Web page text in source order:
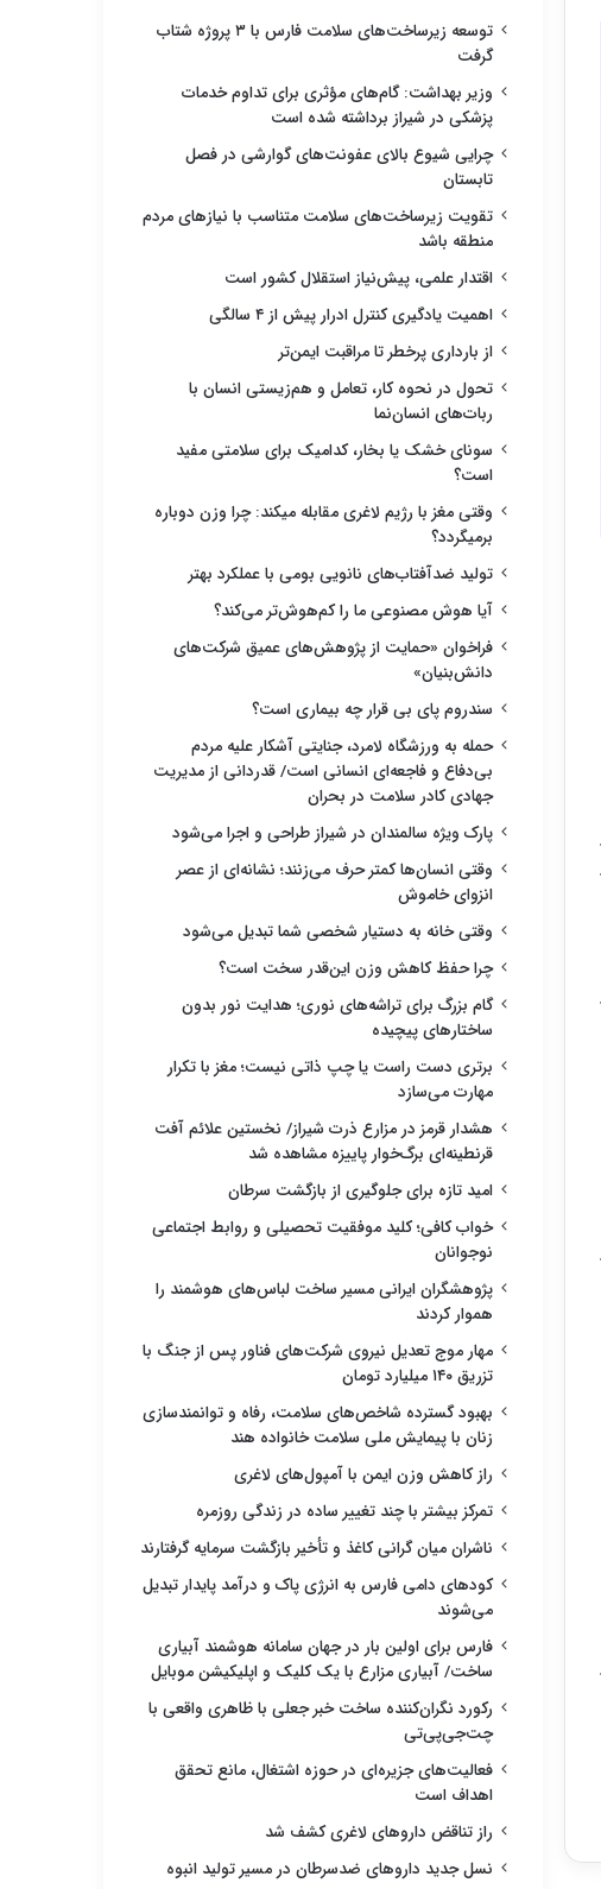
توسعه زیرساخت‌های سلامت فارس با ۳ پروژه شتاب
گرفت
وزیر بهداشت: گام‌های مؤثری برای تداوم خدمات
پزشکی در شیراز برداشته شده است
چرایی شیوع بالای عفونت‌های گوارشی در فصل
تابستان
تقویت زیرساخت‌های سلامت متناسب با نیازهای مردم
منطقه باشد
اقتدار علمی، پیش‌نیاز استقلال کشور است
اهمیت یادگیری کنترل ادرار پیش از ۴ سالگی
از بارداری پرخطر تا مراقبت ایمن‌تر
تحول در نحوه کار، تعامل و هم‌زیستی انسان با
ربات‌های انسان‌نما
سونای خشک یا بخار، کدامیک برای سلامتی مفید
است؟
وقتی مغز با رژیم لاغری مقابله میکند: چرا وزن دوباره
برمیگردد؟
تولید ضدآفتاب‌های نانویی بومی با عملکرد بهتر
آیا هوش مصنوعی ما را کم‌هوش‌تر می‌کند؟
فراخوان «حمایت از پژوهش‌های عمیق شرکت‌های
دانش‌بنیان»
سندروم پای بی قرار چه بیماری است؟
حمله به ورزشگاه لامرد، جنایتی آشکار علیه مردم
بی‌دفاع و فاجعه‌ای انسانی است/ قدردانی از مدیریت
جهادی کادر سلامت در بحران
پارک ویژه سالمندان در شیراز طراحی و اجرا می‌شود
وقتی انسان‌ها کمتر حرف می‌زنند؛ نشانه‌ای از عصر
انزوای خاموش
وقتی خانه به دستیار شخصی شما تبدیل می‌شود
چرا حفظ کاهش وزن این‌قدر سخت است؟
گام بزرگ برای تراشه‌های نوری؛ هدایت نور بدون
ساختارهای پیچیده
برتری دست راست یا چپ ذاتی نیست؛ مغز با تکرار
مهارت می‌سازد
هشدار قرمز در مزارع ذرت شیراز/ نخستین علائم آفت
قرنطینه‌ای برگ‌خوار پاییزه مشاهده شد
امید تازه برای جلوگیری از بازگشت سرطان
خواب کافی؛ کلید موفقیت تحصیلی و روابط اجتماعی
نوجوانان
پژوهشگران ایرانی مسیر ساخت لباس‌های هوشمند را
هموار کردند
مهار موج تعدیل نیروی شرکت‌های فناور پس از جنگ با
تزریق ۱۴۰ میلیارد تومان
بهبود گسترده شاخص‌های سلامت، رفاه و توانمندسازی
زنان با پیمایش ملی سلامت خانواده هند
راز کاهش وزن ایمن با آمپول‌های لاغری
تمرکز بیشتر با چند تغییر ساده در زندگی روزمره
ناشران میان گرانی کاغذ و تأخیر بازگشت سرمایه گرفتارند
کودهای دامی فارس به انرژی پاک و درآمد پایدار تبدیل
می‌شوند
فارس برای اولین بار در جهان سامانه هوشمند آبیاری
ساخت/ آبیاری مزارع با یک کلیک و اپلیکیشن موبایل
رکورد نگران‌کننده ساخت خبر جعلی با ظاهری واقعی با
چت‌جی‌پی‌تی
فعالیت‌های جزیره‌ای در حوزه اشتغال، مانع تحقق
اهداف است
راز تناقض داروهای لاغری کشف شد
نسل جدید داروهای ضدسرطان در مسیر تولید انبوه